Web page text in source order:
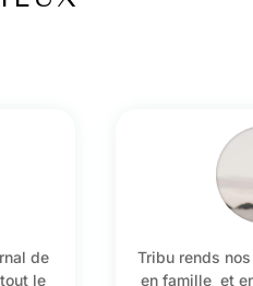
de
le
Tribu rends
en famille et